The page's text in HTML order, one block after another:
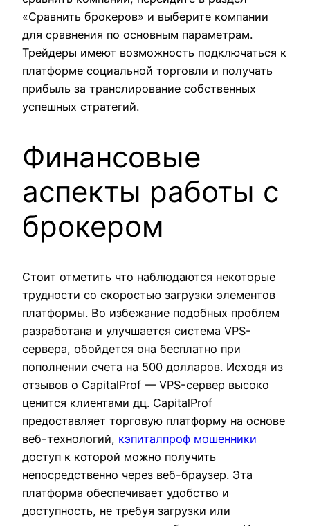
«Сравнить брокеров» и выберите компании
для сравнения по основным параметрам.
Трейдеры имеют возможность подключаться к
платформе социальной торговли и получать
прибыль за транслирование собственных
успешных стратегий.
Финансовые
аспекты работы с
брокером
Стоит отметить что наблюдаются некоторые
трудности со скоростью загрузки элементов
платформы. Во избежание подобных проблем
разработана и улучшается система VPS-
сервера, обойдется она бесплатно при
пополнении счета на 500 долларов. Исходя из
отзывов о CapitalProf — VPS-сервер высоко
ценится клиентами дц. CapitalProf
предоставляет торговую платформу на основе
веб-технологий, кэпиталпроф мошенники
доступ к которой можно получить
непосредственно через веб-браузер. Эта
платформа обеспечивает удобство и
доступность, не требуя загрузки или